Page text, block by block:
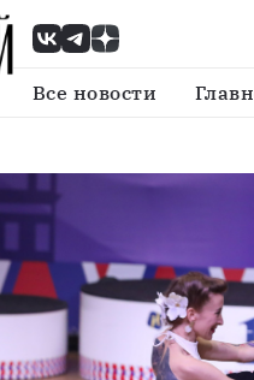
Все новости
Всероссийские